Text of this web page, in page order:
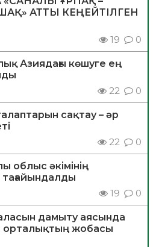
АТТЫ КЕҢЕЙТІЛГЕН
19 0
Азиядағы көшуге ең
22 0
сақтау – әр
22 0
облыс әкімінің
19 0
дамыту аясында
орталықтың жобасы